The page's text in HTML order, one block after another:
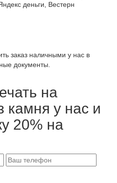
деньги, Вестерн
заказ наличными у нас в
документы.
на
камня у нас и
20% на